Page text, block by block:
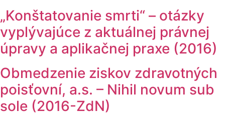
„Konštatovanie smrti“ – otázky
vyplývajúce z aktuálnej právnej
úpravy a aplikačnej praxe (2016)
Obmedzenie ziskov zdravotných
poisťovní, a.s. – Nihil novum sub
sole (2016-ZdN)